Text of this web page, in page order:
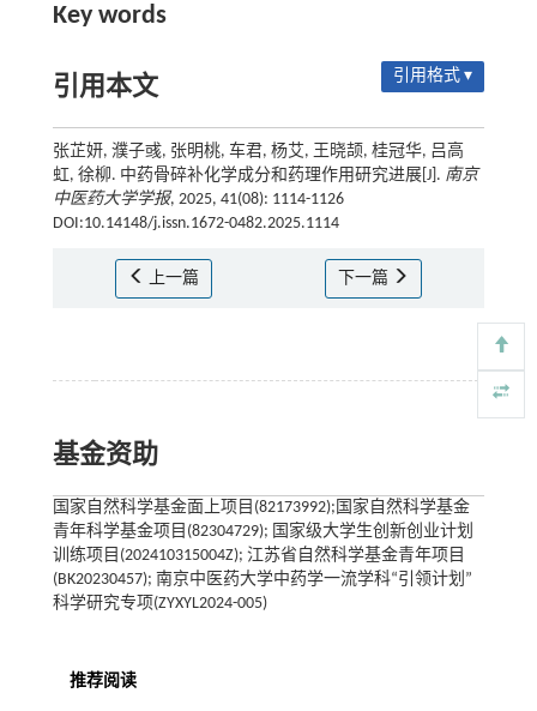
Key words
引用本文 引用格式 ▾
张芷妍, 濮子彧, 张明桃, 车君, 杨艾, 王晓颉, 桂冠华, 吕高
虹, 徐柳. 中药骨碎补化学成分和药理作用研究进展[J]. 南京
中医药大学学报, 2025, 41(08): 1114-1126
DOI:10.14148/j.issn.1672-0482.2025.1114
上一篇 下一篇
基金资助
国家自然科学基金面上项目(82173992);国家自然科学基金
青年科学基金项目(82304729); 国家级大学生创新创业计划
训练项目(202410315004Z); 江苏省自然科学基金青年项目
(BK20230457); 南京中医药大学中药学一流学科“引领计划”
科学研究专项(ZYXYL2024-005)